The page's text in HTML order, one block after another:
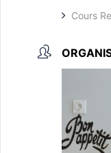
Cours